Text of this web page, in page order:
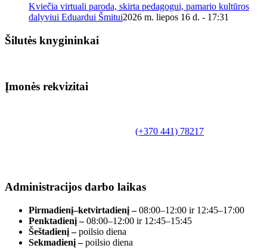
Kviečia virtuali paroda, skirta pedagogui, pamario kultūros
dalyviui Eduardui Šmitui2026 m. liepos 16 d. - 17:31
Šilutės knygininkai
Įmonės rekvizitai
(+370 441) 78217
Administracijos darbo laikas
Pirmadienį–ketvirtadienį –08:00–12:00 ir 12:45–17:00
Penktadienį –08:00–12:00 ir 12:45–15:45
Šeštadienį –poilsio diena
Sekmadienį –poilsio diena